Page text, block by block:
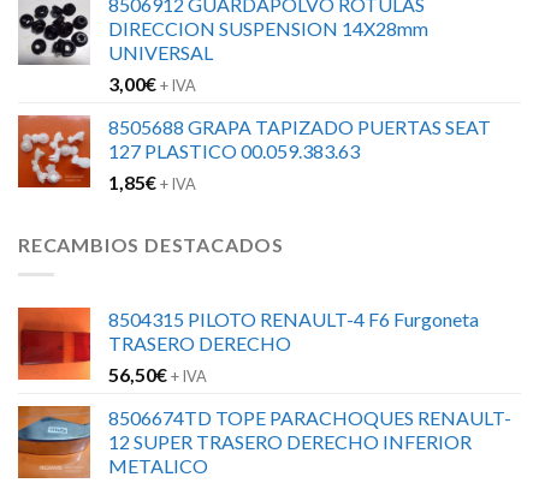
8506912 GUARDAPOLVO ROTULAS
DIRECCION SUSPENSION 14X28mm
UNIVERSAL
3,00€+ IVA
8505688 GRAPA TAPIZADO PUERTAS SEAT
127 PLASTICO 00.059.383.63
1,85€+ IVA
RECAMBIOS DESTACADOS
8504315 PILOTO RENAULT-4 F6 Furgoneta
TRASERO DERECHO
56,50€+ IVA
8506674TD TOPE PARACHOQUES RENAULT-
12 SUPER TRASERO DERECHO INFERIOR
METALICO